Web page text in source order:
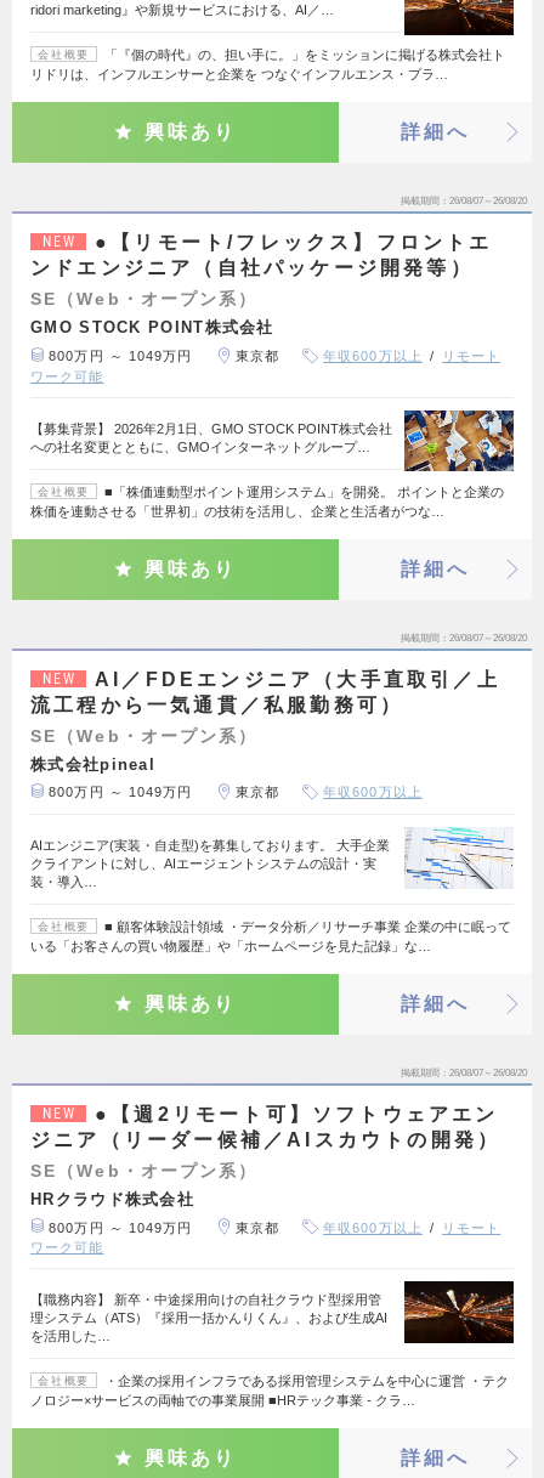
ridori marketing』や新規サービスにおける、AI／…
会社概要
「『個の時代』の、担い手に。」をミッションに掲げる株式会社ト
リドリは、インフルエンサーと企業を つなぐインフルエンス・プラ…
興味あり 詳細へ
掲載期間 26/08/07～26/08/20
NEW
●【リモート/フレックス】フロントエ
ンドエンジニア（自社パッケージ開発等）
SE（Web・オープン系）
GMO STOCK POINT株式会社
800万円 ～ 1049万円 東京都 年収600万以上
リモート
ワーク可能
【募集背景】 2026年2月1日、GMO STOCK POINT株式会社
への社名変更とともに、GMOインターネットグループ…
会社概要
■「株価連動型ポイント運用システム」を開発。 ポイントと企業の
株価を連動させる「世界初」の技術を活用し、企業と生活者がつな…
興味あり 詳細へ
掲載期間 26/08/07～26/08/20
NEW
AI／FDEエンジニア（大手直取引／上
流工程から一気通貫／私服勤務可）
SE（Web・オープン系）
株式会社pineal
800万円 ～ 1049万円 東京都 年収600万以上
AIエンジニア(実装・自走型)を募集しております。 大手企業
クライアントに対し、AIエージェントシステムの設計・実
装・導入…
会社概要
■ 顧客体験設計領域 ・データ分析／リサーチ事業 企業の中に眠って
いる「お客さんの買い物履歴」や「ホームページを見た記録」な…
興味あり 詳細へ
掲載期間 26/08/07～26/08/20
NEW
●【週2リモート可】ソフトウェアエン
ジニア（リーダー候補／AIスカウトの開発）
SE（Web・オープン系）
HRクラウド株式会社
800万円 ～ 1049万円 東京都 年収600万以上
リモート
ワーク可能
【職務内容】 新卒・中途採用向けの自社クラウド型採用管
理システム（ATS）『採用一括かんりくん』、および生成AI
を活用した…
会社概要
・企業の採用インフラである採用管理システムを中心に運営 ・テク
ノロジー×サービスの両軸での事業展開 ■HRテック事業 - クラ…
興味あり 詳細へ